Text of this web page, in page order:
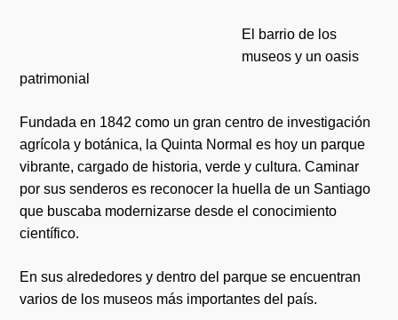
El barrio de los
museos y un oasis
patrimonial
Fundada en 1842 como un gran centro de investigación
agrícola y botánica, la Quinta Normal es hoy un parque
vibrante, cargado de historia, verde y cultura. Caminar
por sus senderos es reconocer la huella de un Santiago
que buscaba modernizarse desde el conocimiento
científico.
En sus alrededores y dentro del parque se encuentran
varios de los museos más importantes del país.